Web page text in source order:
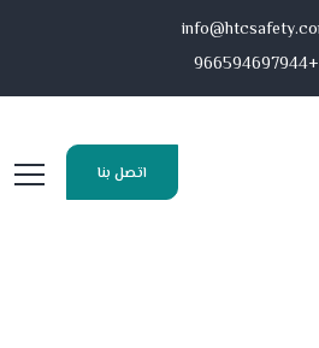
+966594697944
اتصل بنا